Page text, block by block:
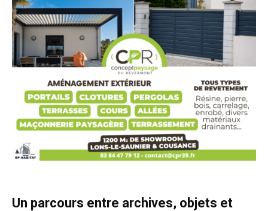
Un parcours entre archives, objets et